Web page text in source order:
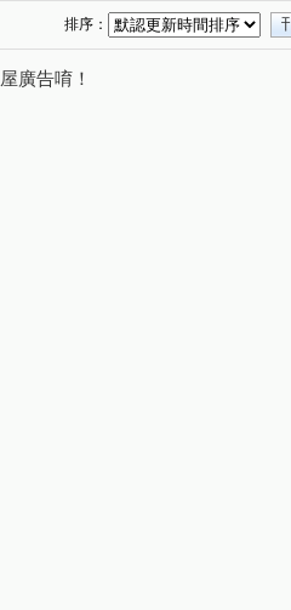
排序：
廣告唷！